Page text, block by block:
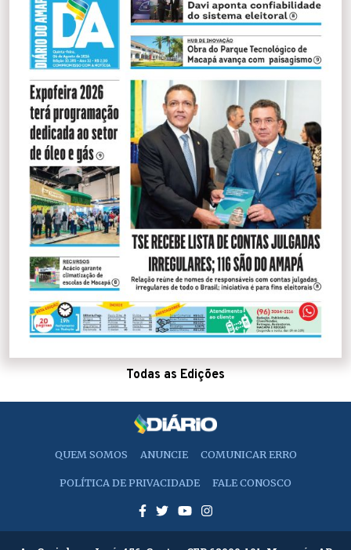
Todas as Edições
QUEM SOMOS ANUNCIE COMUNICAR ERRO
POLÍTICA DE PRIVACIDADE FALE CONOSCO